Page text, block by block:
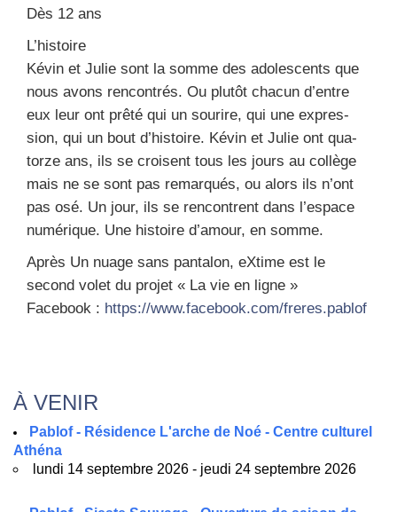
Dès 12 ans
L’histoire
Kévin et Julie sont la somme des ado­les­cents que
nous avons ren­con­trés. Ou plu­tôt cha­cun d’entre
eux leur ont prê­té qui un sou­rire, qui une expres­
sion, qui un bout d’histoire. Kévin et Julie ont qua­
torze ans, ils se croisent tous les jours au col­lège
mais ne se sont pas remar­qués, ou alors ils n’ont
pas osé. Un jour, ils se ren­contrent dans l’espace
numé­rique. Une his­toire d’amour, en somme.
Après Un nuage sans pan­ta­lon, eXtime est le
second volet du pro­jet « La vie en ligne »
Face­book : https://www.facebook.com/freres.pablof
À VENIR
Pablof - Résidence L'arche de Noé - Centre culturel
Athéna
lundi 14 septembre 2026 - jeudi 24 septembre 2026